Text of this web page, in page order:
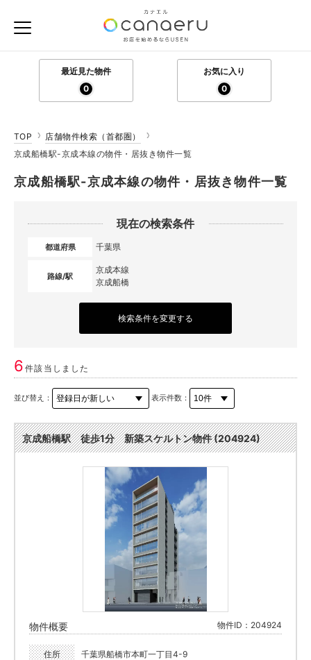
最近見た物件
0
お気に入り
0
TOP
店舗物件検索（首都圏）
京成船橋駅-京成本線の物件・居抜き物件一覧
京成船橋駅-京成本線の物件・居抜き物件一覧
現在の検索条件
都道府県 千葉県
路線/駅
京成本線
京成船橋
検索条件を変更する
6件該当しました
並び替え： 表示件数：
京成船橋駅 徒歩1分 新築スケルトン物件 (204924)
物件概要 物件ID：204924
住所 千葉県船橋市本町一丁目4-9